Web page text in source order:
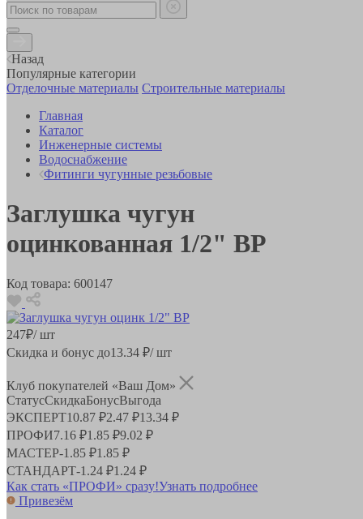
Назад
Популярные категории
Отделочные материалы Строительные материалы
Главная
Каталог
Инженерные системы
Водоснабжение
Фитинги чугунные резьбовые
Заглушка чугун
оцинкованная 1/2" ВР
Код товара: 600147
247₽/ шт
Скидка и бонус до13.34 ₽/ шт
Клуб покупателей «Ваш Дом»
СтатусСкидкаБонусВыгода
ЭКСПЕРТ10.87 ₽2.47 ₽13.34 ₽
ПРОФИ7.16 ₽1.85 ₽9.02 ₽
МАСТЕР-1.85 ₽1.85 ₽
СТАНДАРТ-1.24 ₽1.24 ₽
Как стать «ПРОФИ» сразу!Узнать подробнее
Привезём